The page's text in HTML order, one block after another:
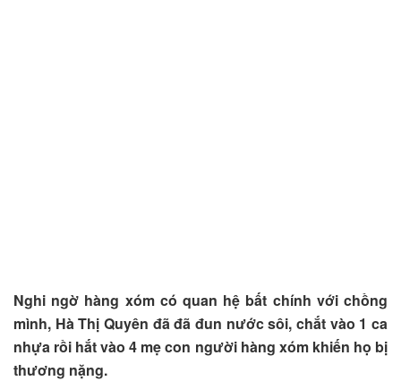
Nghi ngờ hàng xóm có quan hệ bất chính với chồng
mình, Hà Thị Quyên đã đã đun nước sôi, chắt vào 1 ca
nhựa rồi hắt vào 4 mẹ con người hàng xóm khiến họ bị
thương nặng.